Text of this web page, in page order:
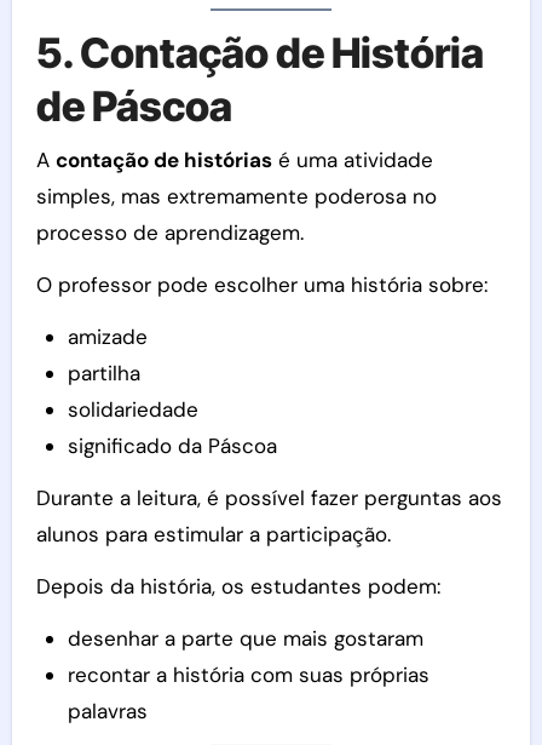
5. Contação de História
de Páscoa
A contação de históriasé uma atividade
simples, mas extremamente poderosa no
processo de aprendizagem.
O professor pode escolher uma história sobre:
amizade
partilha
solidariedade
significado da Páscoa
Durante a leitura, é possível fazer perguntas aos
alunos para estimular a participação.
Depois da história, os estudantes podem:
desenhar a parte que mais gostaram
recontar a história com suas próprias
palavras